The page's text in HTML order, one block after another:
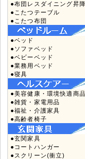
●布団レスダイニング昇降
●こたつテーブル
●こたつ布団
●ベッド
●ソファベッド
●ベビーベッド
●業務用ベッド
●寝具
●美容健康・環境快適商品
●雑貨・家電用品
●福祉・介護家具
●高齢者椅子
●玄関家具
●コートハンガー
●スクリーン(衝立)